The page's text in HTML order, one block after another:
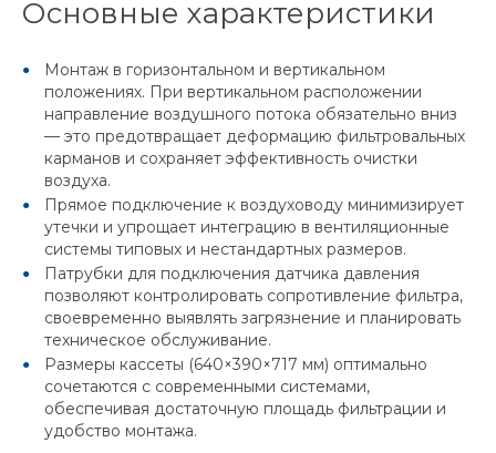
Основные характеристики
Монтаж в горизонтальном и вертикальном
положениях. При вертикальном расположении
направление воздушного потока обязательно вниз
— это предотвращает деформацию фильтровальных
карманов и сохраняет эффективность очистки
воздуха.
Прямое подключение к воздуховоду минимизирует
утечки и упрощает интеграцию в вентиляционные
системы типовых и нестандартных размеров.
Патрубки для подключения датчика давления
позволяют контролировать сопротивление фильтра,
своевременно выявлять загрязнение и планировать
техническое обслуживание.
Размеры кассеты (640×390×717 мм) оптимально
сочетаются с современными системами,
обеспечивая достаточную площадь фильтрации и
удобство монтажа.